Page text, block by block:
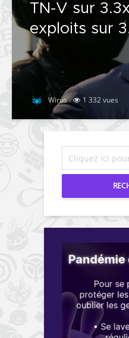
TN-V sur
exploits sur
Wirus 1 332 vues